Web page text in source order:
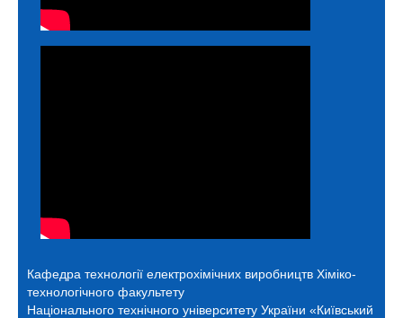
Кафедра технології електрохімічних виробництв Хіміко-
технологічного факультету
Національного технічного університету України «Київський